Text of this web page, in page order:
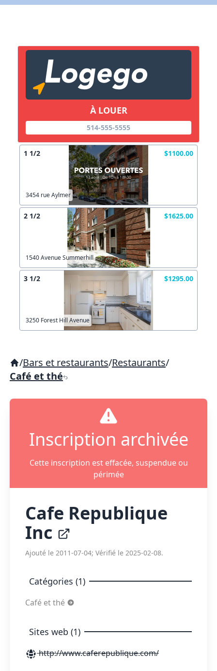
À LOUER
514-555-5555
1 1/2 $1100.00
3454 rue Aylmer
2 1/2 $1625.00
1540 Avenue Summerhill
3 1/2 $1295.00
3250 Forest Hill Avenue
/Bars et restaurants/Restaurants/
Café et thé
Inscription archivée
Cette inscription est effacée, suspendue ou
périmée
Cafe Republique
Inc
Ajouté le 2011-07-04; Vérifié le 2025-02-08.
Catégories (1)
Café et thé
Sites web (1)
http://www.caferepublique.com/
Lien vers inscription (sera inclus dans courriel)
Copier lien
X Fermer